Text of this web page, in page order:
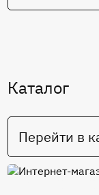
Каталог
Перейти в